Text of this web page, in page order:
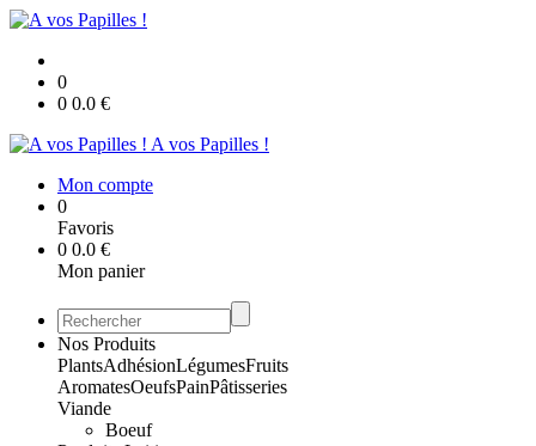
0
0 0.0 €
A vos Papilles !
Mon compte
0
Favoris
0 0.0 €
Mon panier
Nos Produits
PlantsAdhésionLégumesFruits
AromatesOeufsPainPâtisseries
Viande
Boeuf